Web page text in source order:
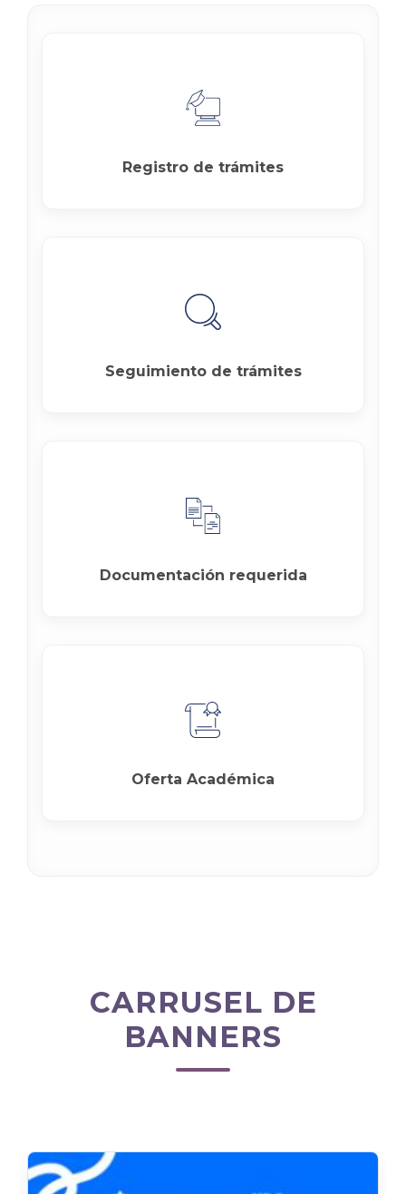
Registro de trámites
Seguimiento de trámites
Documentación requerida
Oferta Académica
CARRUSEL DE
BANNERS